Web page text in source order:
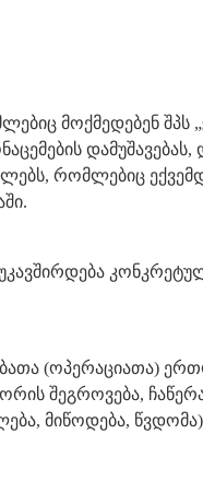
მოქმედებენ შპს „
დამუშავებას,
რომლებიც
(ოპერაციათა)
შეგროვება, ჩაწერა,
მიწოდება,